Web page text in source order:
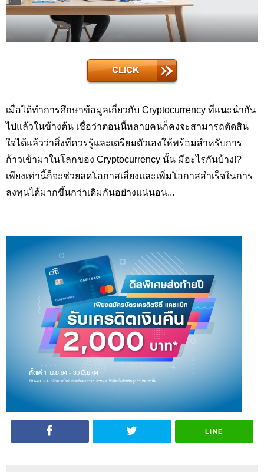
เมื่อได้ทำการศึกษาข้อมูลเกี่ยวกับ Cryptocurrency ที่แนะนำกัน
ไปแล้วในข้างต้น เชื่อว่าตอนนี้หลายคนก็คงจะสามารถตัดสิน
ใจได้แล้วว่าสิ่งที่ควรรู้และเตรียมตัวเองให้พร้อมสำหรับการ
ก้าวเข้ามาในโลกของ Cryptocurrency นั้น มีอะไรกันบ้าง!?
เพียงเท่านี้ก็จะช่วยลดโอกาสเสี่ยงและเพิ่มโอกาสสำเร็จในการ
ลงทุนได้มากขึ้นกว่าเดิมกันอย่างแน่นอน...
LINE